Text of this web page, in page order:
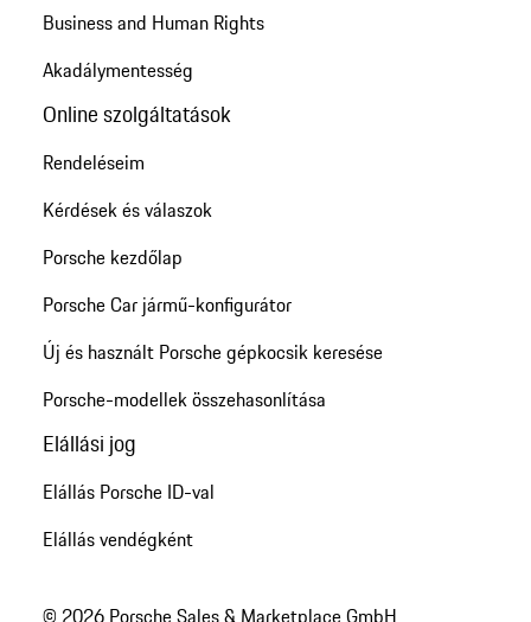
Business and Human Rights
Akadálymentesség
Online szolgáltatások
Rendeléseim
Kérdések és válaszok
Porsche kezdőlap
Porsche Car jármű-konfigurátor
Új és használt Porsche gépkocsik keresése
Porsche-modellek összehasonlítása
Elállási jog
Elállás Porsche ID-val
Elállás vendégként
© 2026 Porsche Sales & Marketplace GmbH